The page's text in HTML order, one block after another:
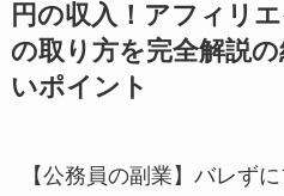
円の収入！アフィリ
の取り方を完全解説
いポイント
【公務員の副業】バレず